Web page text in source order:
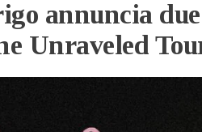
annuncia
Unraveled